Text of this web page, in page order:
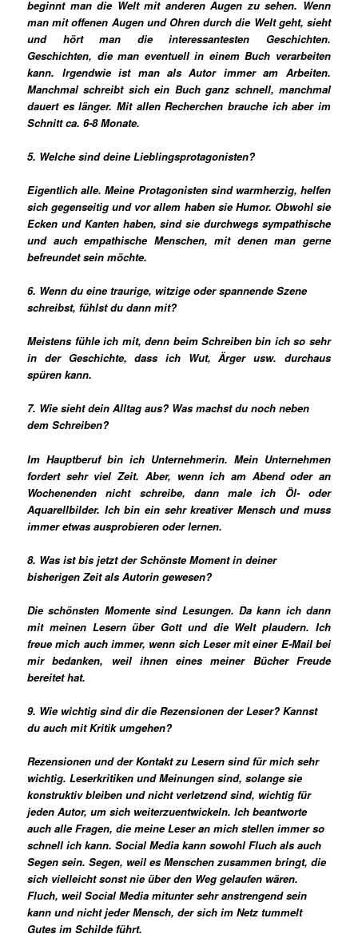
beginnt man die Welt mit anderen Augen zu sehen. Wenn
man mit offenen Augen und Ohren durch die Welt geht, sieht
und hört man die interessantesten Geschichten.
Geschichten, die man eventuell in einem Buch verarbeiten
kann. Irgendwie ist man als Autor immer am Arbeiten.
Manchmal schreibt sich ein Buch ganz schnell, manchmal
dauert es länger. Mit allen Recherchen brauche ich aber im
Schnitt ca. 6-8 Monate.
5. Welche sind deine Lieblingsprotagonisten?
Eigentlich alle. Meine Protagonisten sind warmherzig, helfen
sich gegenseitig und vor allem haben sie Humor. Obwohl sie
Ecken und Kanten haben, sind sie durchwegs sympathische
und auch empathische Menschen, mit denen man gerne
befreundet sein möchte.
6. Wenn du eine traurige, witzige oder spannende Szene
schreibst, fühlst du dann mit?
Meistens fühle ich mit, denn beim Schreiben bin ich so sehr
in der Geschichte, dass ich Wut, Ärger usw. durchaus
spüren kann.
7. Wie sieht dein Alltag aus? Was machst du noch neben
dem Schreiben?
Im Hauptberuf bin ich Unternehmerin. Mein Unternehmen
fordert sehr viel Zeit. Aber, wenn ich am Abend oder an
Wochenenden nicht schreibe, dann male ich Öl- oder
Aquarellbilder. Ich bin ein sehr kreativer Mensch und muss
immer etwas ausprobieren oder lernen.
8. Was ist bis jetzt der Schönste Moment in deiner
bisherigen Zeit als Autorin gewesen?
Die schönsten Momente sind Lesungen. Da kann ich dann
mit meinen Lesern über Gott und die Welt plaudern. Ich
freue mich auch immer, wenn sich Leser mit einer E-Mail bei
mir bedanken, weil ihnen eines meiner Bücher Freude
bereitet hat.
9. Wie wichtig sind dir die Rezensionen der Leser? Kannst
du auch mit Kritik umgehen?
Rezensionen und der Kontakt zu Lesern sind für mich sehr
wichtig.Leserkritiken und Meinungen sind, solange sie
konstruktiv bleiben und nicht verletzend sind, wichtig für
jeden Autor, um sich weiterzuentwickeln. Ich beantworte
auch alle Fragen, die meine Leser an mich stellen immer so
schnell ich kann. Social Media kann sowohl Fluch als auch
Segen sein. Segen, weil es Menschen zusammen bringt, die
sich vielleicht sonst nie über den Weg gelaufen wären.
Fluch, weil Social Media mitunter sehr anstrengend sein
kann und nicht jeder Mensch, der sich im Netz tummelt
Gutes im Schilde führt.